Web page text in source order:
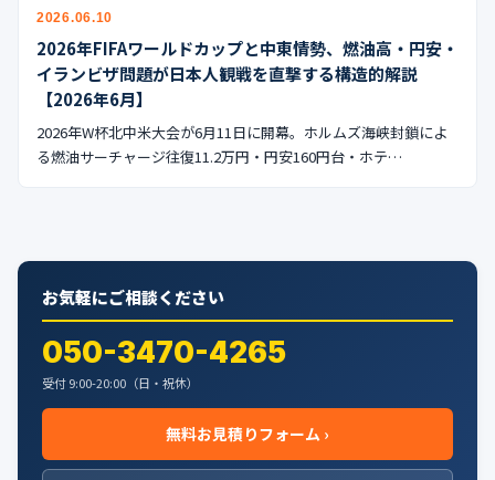
公式ブログ
会社案内
🇺🇸🇰🇷🇹🇼 🇻🇳
2026.06.10
2026年FIFAワールドカップと中東情勢、燃油高・円安・
イランビザ問題が日本人観戦を直撃する構造的解説
【2026年6月】
2026年W杯北中米大会が6月11日に開幕。ホルムズ海峡封鎖によ
る燃油サーチャージ往復11.2万円・円安160円台・ホテ…
お気軽にご相談ください
050-3470-4265
受付 9:00-20:00（日・祝休）
無料お見積りフォーム ›